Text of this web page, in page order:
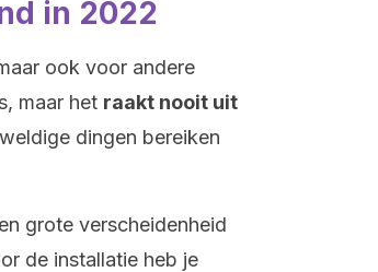
in 2022
ook voor andere
maar het raakt nooit uit
dingen bereiken
grote verscheidenheid
de installatie heb je